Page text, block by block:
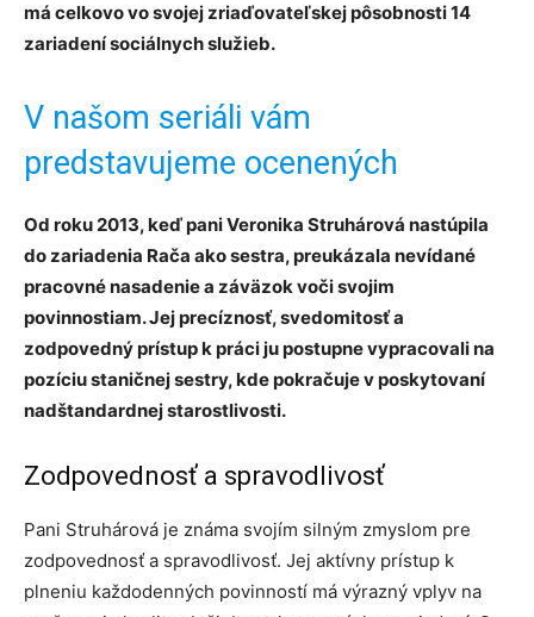
má celkovo vo svojej zriaďovateľskej pôsobnosti 14
zariadení sociálnych služieb.
V našom seriáli vám
predstavujeme ocenených
Od roku 2013, keď pani Veronika Struhárová nastúpila
do zariadenia Rača ako sestra, preukázala nevídané
pracovné nasadenie a záväzok voči svojim
povinnostiam. Jej precíznosť, svedomitosť a
zodpovedný prístup k práci ju postupne vypracovali na
pozíciu staničnej sestry, kde pokračuje v poskytovaní
nadštandardnej starostlivosti.
Zodpovednosť a spravodlivosť
Pani Struhárová je známa svojím silným zmyslom pre
zodpovednosť a spravodlivosť. Jej aktívny prístup k
plneniu každodenných povinností má výrazný vplyv na